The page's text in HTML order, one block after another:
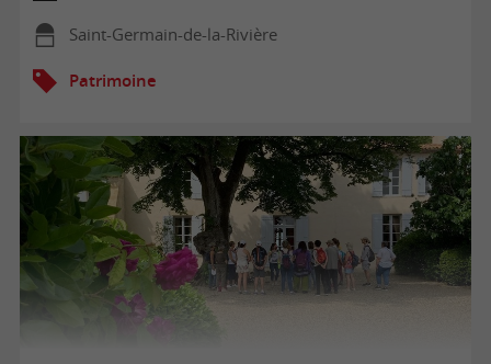
Saint-Germain-de-la-Rivière
Patrimoine